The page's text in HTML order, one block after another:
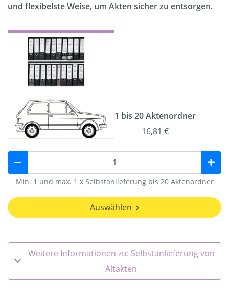
und flexibelste Weise, um Akten sicher zu entsorgen.
1 bis 20 Aktenordner
16,81 €
Min. 1 und max. 1 x Selbstanlieferung bis 20 Aktenordner
Auswählen
Weitere Informationen zu: Selbstanlieferung von
Altakten